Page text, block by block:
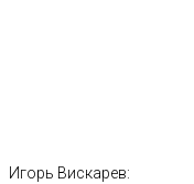
Игорь Вискарев: